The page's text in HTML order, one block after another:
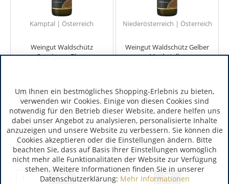
Kamptal | Österreich
Weingut Waldschütz
Sauvignon Blanc
13,20 €
inkl. MwSt.
0.75 Liter(17,60 € / 1 Liter)
Art.-Nr.:9434
Verfügbar
Niederösterreich | Österreich
Weingut Waldschütz Gelber
Muskateller
13,20 €
inkl. MwSt.
0.75 Liter(17,60 € / 1 Liter)
Art.-Nr.:9433
Verfügbar
Um Ihnen ein bestmögliches Shopping-Erlebnis zu bieten,
verwenden wir Cookies. Einige von diesen Cookies sind
notwendig für den Betrieb dieser Website, andere helfen uns
dabei unser Angebot zu analysieren, personalisierte Inhalte
anzuzeigen und unsere Website zu verbessern. Sie können die
Cookies akzeptieren oder die Einstellungen ändern. Bitte
beachten Sie, dass auf Basis Ihrer Einstellungen womöglich
nicht mehr alle Funktionalitäten der Website zur Verfügung
stehen. Weitere Informationen finden Sie in unserer
Datenschutzerklärung: Mehr Informationen